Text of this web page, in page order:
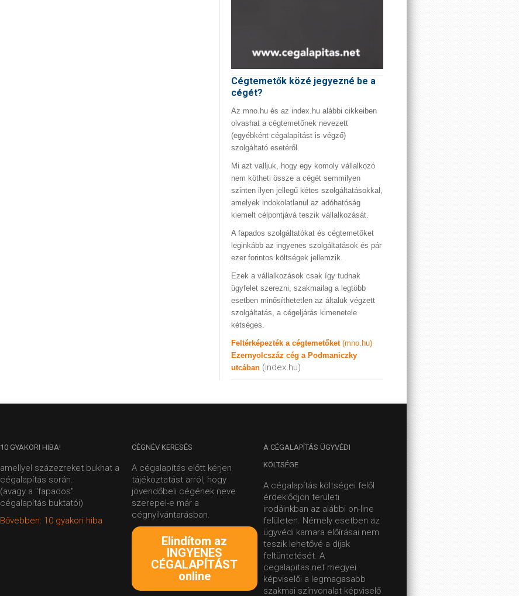
Cégtemetők közé jegyezné be a
cégét?
Az mno.hu és az index.hu alábbi cikkeiben
olvashat a cégtemetőnek nevezett
(egyébként cégalapítást is végző)
szolgáltató esetéről.
Mi azt valljuk, hogy egy komoly vállalkozó
nem kötheti össze a cégét semmilyen
szinten ilyen jellegű kétes szolgáltatásokkal,
amelyek indokolatlanul az adóhatóság
kiemelt célpontjává teszik vállalkozását.
A fapados szolgáltatókat és cégtemetőket
leginkább az ingyenes szolgáltatások és pár
ezer forintos költségek jellemzik.
Ezek a vállalkozások csak így tudnak
ügyfelet szerezni, szakmailag a legtöbb
esetben minősíthetetlen az általuk végzett
szolgáltatás, a cégeljárás kimenetele
kétséges.
Feltérképezték a cégtemetőket (mno.hu)
Ezernyolcszáz cég a Podmaniczky
utcában (index.hu)
10 GYAKORI HIBA!
amellyel százezreket bukhat a
cégalapítás során.
(avagy a "fapados"
cégalapítás buktatói)
Bővebben: 10 gyakori hiba
CÉGNÉV KERESÉS
A cégalapítás előtt kérjen
tájékoztatást arról, hogy
jövendőbeli cégének neve
szerepel-e már a
cégnyilvántarásban.
Elindítom az
INGYENES
CÉGALAPÍTÁST
online
A CÉGALAPÍTÁS ÜGYVÉDI
KÖLTSÉGE
A cégalapítás költségei felől
érdeklődjön területi
irodáinkban az alábbi on-line
felületen. Némely esetben az
ügyvédi kamara előírásai nem
teszik lehetővé a díjak
feltüntetését. A
cegalapitas.net megyei
képviselői a legmagasabb
szakmai színvonalat képviselő